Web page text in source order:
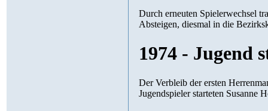
Durch erneuten Spielerwechsel trat eine deutliche
Absteigen,
1974 - Jugend
Der Verbleib der ersten Herrenmannschaft in